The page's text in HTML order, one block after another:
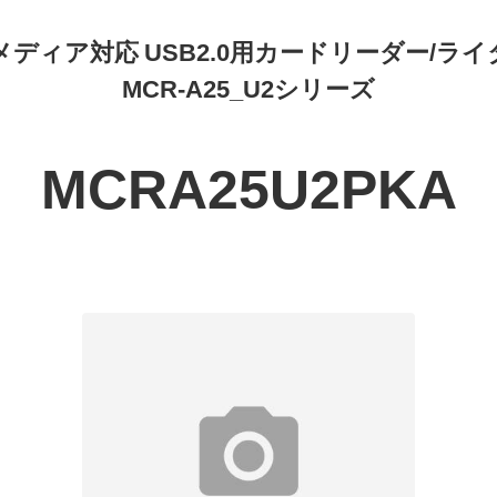
ディア対応 USB2.0用カードリーダー/ライ
MCR-A25_U2シリーズ
MCRA25U2PKA